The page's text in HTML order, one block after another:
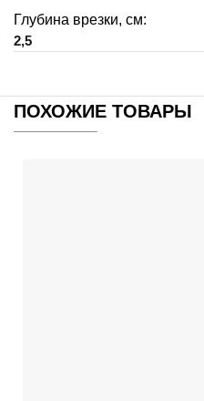
Глубина врезки, см:
2,5
ПОХОЖИЕ ТОВАРЫ